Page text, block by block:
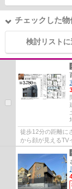
チェックした
検討リストに
徒歩12分の距離に
から顔が見えるTV
負担の少ない条件